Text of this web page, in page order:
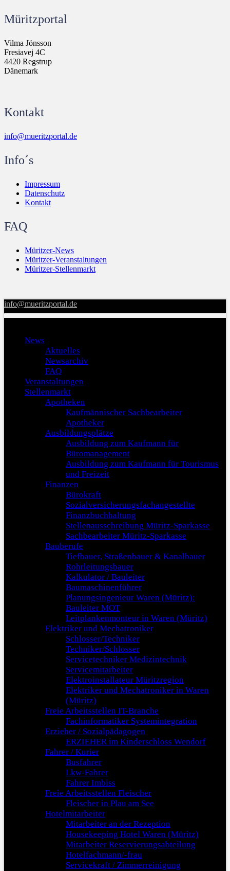
Müritzportal
Vilma Jönsson
Fresiavej 4C
4420 Regstrup
Dänemark
Kontakt
info@mueritzportal.de
Info´s
Impressum
Datenschutz
Kontakt
FAQ
Müritzer-News
Müritzer-Veranstaltungen
Müritzer-Stellenmarkt
info@mueritzportal.de
News
Aktuelles
Newsarchiv
FAQ
Veranstaltungen
Stellenmarkt
Apotheken
Kaufmännischer Sachbearbeiter
Apotheker
Ausbildungsplätze
Ausbildung zum Kaufmann für
Büromanagement
Ausbildung zum Kaufmann für Tourismus
und Freizeit
Finanzen
Bürokraft
Sozialversicherungsfachangestellte
Finanzbuchhaltung
Stellenausschreibung Müritz-Sparkasse
Sachbearbeiter Müritz-Sparkasse
Bauberufe
Tiefbauer, Straßenbauer & Kanalbauer
Rohrleitungsbauer
Kalkulator / Bauleiter
Baumaschinenführer
Planungsingenieur Waren (Müritz):
Bauleiter MOT
Leitplankenmonteur in Waren (Müritz)
Elektriker und Mechatroniker
Schlosser/Techniker
Techniker/Schlosser
Servicetechniker Medizintechnik
Servicemitarbeiter
Elektroinstallateur Müritzregion
Elektriker und Mechatroniker in Waren
(Müritz)
Freie Arbeitsstellen IT-Branche
Fachinformatiker Systemintegration
Erzieher / Sozialpädagogen
ERZIEHER im Kinderschloss Wendorf
Fahrer / Kurier
Busfahrer
Lkw-Fahrer
Fahrer Imbiss
Freie Arbeitsstellen Fleischer
Fleischer in Plau am See
Hotelmitarbeiter
Mitarbeiter an der Rezeption
Housekeeping Hotel Waren (Müritz)
Mitarbeiter Reservierungsabteilung
Hotelfachmann/-frau
Servicekraft / Zimmerreinigung